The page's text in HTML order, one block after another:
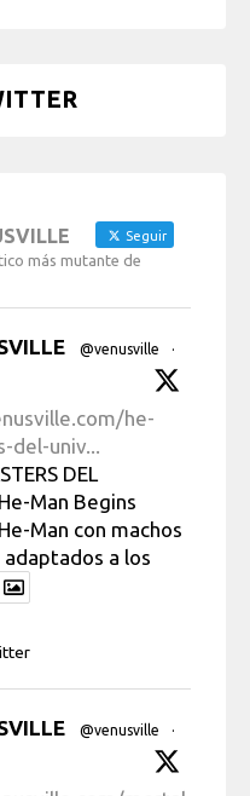
Seguir
más mutante de
@venusville
·
he-
del-univ...
DEL
Man Begins
Man con machos
a los
@venusville
·